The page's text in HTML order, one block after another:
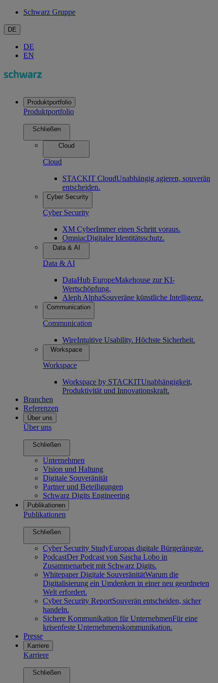
Schwarz Gruppe
DE
DE
EN
Produktportfolio
Produktportfolio
Schließen
Cloud
Cloud
STACKIT CloudUnabhängig agieren, souverän
entscheiden.
Cyber Security
Cyber Security
XM CyberImmer einen Schritt voraus.
OmniacDigitaler Identitätsschutz.
Data & AI
Data & AI
DataHub EuropeMakehouse zur KI-
Wertschöpfung.
Aleph AlphaSouveräne künstliche Intelligenz.
Communication
Communication
WireIntuitive Usability. Höchste Sicherheit.
Workspace
Workspace
Workspace by STACKITUnabhängigkeit,
Produktivität und Innovationskraft.
Branchen
Referenzen
Über uns
Über uns
Schließen
Unternehmen
Vision und Haltung
Digitale Souveränität
Partner und Beteiligungen
Schwarz Digits Engineering
Publikationen
Publikationen
Schließen
Cyber Security StudyEuropas digitale Bürgerängste.
PodcastDer Podcast von Sascha Lobo in
Zusammenarbeit mit Schwarz Digits.
Whitepaper Digitale SouveränitätWarum die
Digitalisierung ein Umdenken in einer neu geordneten
Welt erfordert.
Cyber Security ReportSouverän entscheiden, sicher
handeln.
Sichere Kommunikation für UnternehmenFür eine
krisenfeste Unternehmenskommunikation.
Presse
Karriere
Karriere
Schließen